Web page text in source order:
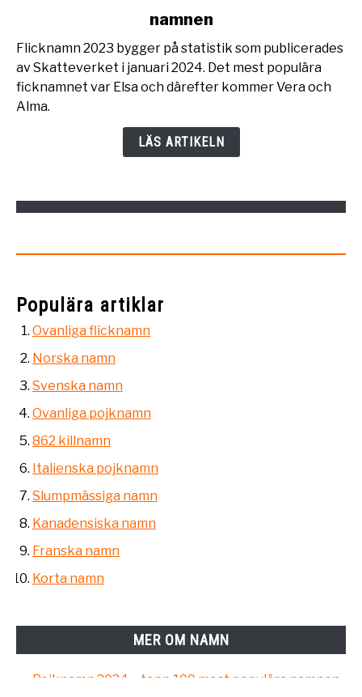
2024
de
mest
namnen
Flicknamn 2023 bygger på statistik som publicerades
av Skatteverket i januari 2024. Det mest populära
ficknamnet var Elsa och därefter kommer Vera och
Alma.
LÄS ARTIKELN
Populära artiklar
Ovanliga flicknamn
Norska namn
Svenska namn
Ovanliga pojknamn
862 killnamn
Italienska pojknamn
Slumpmässiga namn
Kanadensiska namn
Franska namn
Korta namn
MER OM NAMN
Pojknamn 2024 – topp 100 mest populära namnen